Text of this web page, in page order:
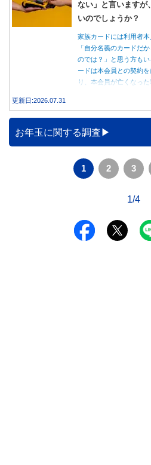
ない」と言いますが
いのでしょうか？
家族カードには利用者本
「自分名義のカードだ
のでは？」と思う方も
ードは本会員との契約
り、本会員が亡くなっ
族が行うべき手続きにつ
更新日:2026.07.31
お年玉に関する調査
1 2 3
1/4